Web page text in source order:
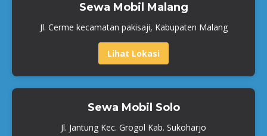
Sewa Mobil Malang
Jl. Cerme kecamatan pakisaji, Kabupaten Malang
Lihat Lokasi
Sewa Mobil Solo
Jl. Jantung Kec. Grogol Kab. Sukoharjo